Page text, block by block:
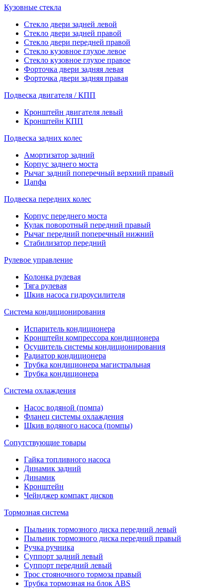
Кузовные стекла
Стекло двери задней левой
Стекло двери задней правой
Стекло двери передней правой
Стекло кузовное глухое левое
Стекло кузовное глухое правое
Форточка двери задняя левая
Форточка двери задняя правая
Подвеска двигателя / КПП
Кронштейн двигателя левый
Кронштейн КПП
Подвеска задних колес
Амортизатор задний
Корпус заднего моста
Рычаг задний поперечный верхний правый
Цапфа
Подвеска передних колес
Корпус переднего моста
Кулак поворотный передний правый
Рычаг передний поперечный нижний
Стабилизатор передний
Рулевое управление
Колонка рулевая
Тяга рулевая
Шкив насоса гидроусилителя
Система кондиционирования
Испаритель кондиционера
Кронштейн компрессора кондиционера
Осушитель системы кондиционирования
Радиатор кондиционера
Трубка кондиционера магистральная
Трубка кондиционера
Система охлаждения
Насос водяной (помпа)
Фланец системы охлаждения
Шкив водяного насоса (помпы)
Сопутствующие товары
Гайка топливного насоса
Динамик задний
Динамик
Кронштейн
Чейнджер компакт дисков
Тормозная система
Пыльник тормозного диска передний левый
Пыльник тормозного диска передний правый
Ручка ручника
Суппорт задний левый
Суппорт передний левый
Трос стояночного тормоза правый
Трубка тормозная на блок ABS